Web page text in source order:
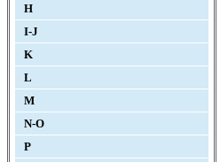
H
I-J
K
L
M
N-O
P